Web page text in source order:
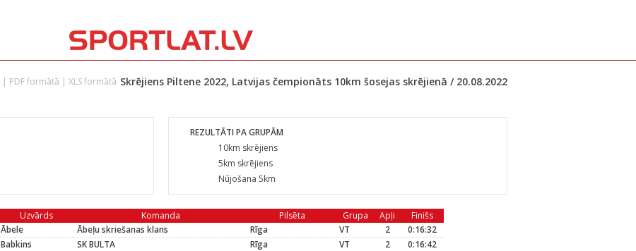
| PDF formātā | XLS formātā Skrējiens Piltene 2022, Latvijas čempionāts 10km šosejas skrējienā / 20.08.2022
REZULTĀTI PA GRUPĀM
10km skrējiens
5km skrējiens
Nūjošana 5km
Uzvārds Komanda Pilsēta Grupa Apļi
Finišs
Ābele Ābeļu skriešanas klans Rīga VT 2
0:16:32
Babkins SK BULTA Rīga VT 2
0:16:42